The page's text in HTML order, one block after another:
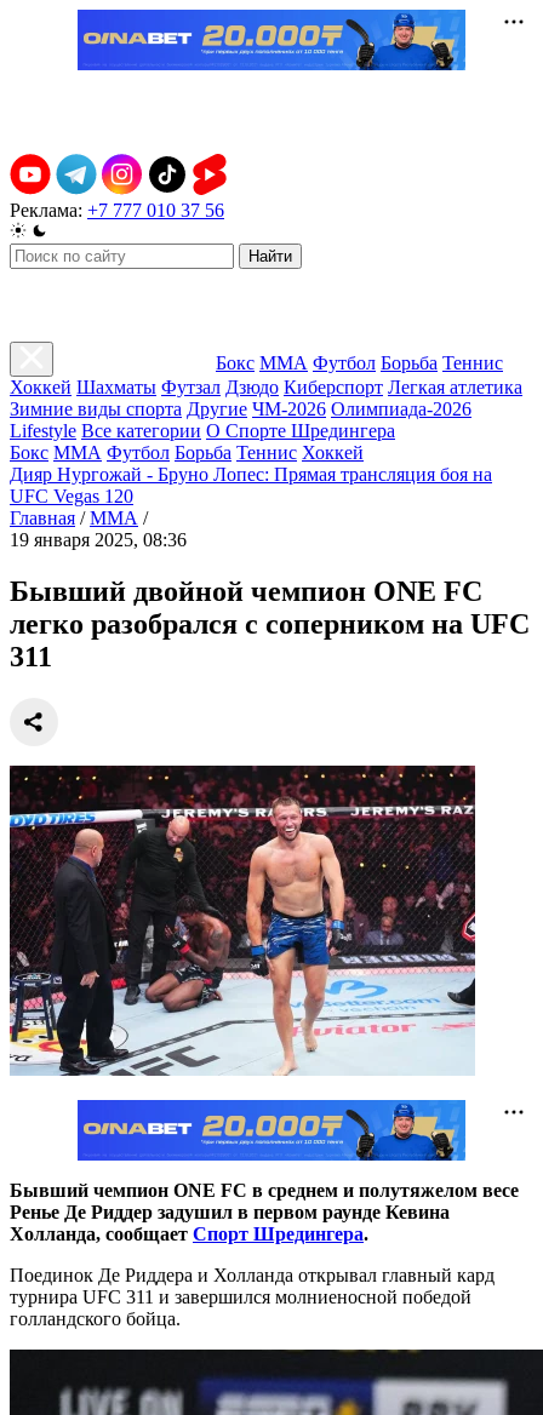
Реклама: +7 777 010 37 56
Найти
Бокс ММА Футбол Борьба Теннис
Хоккей Шахматы Футзал Дзюдо Киберспорт Легкая атлетика
Зимние виды спорта Другие ЧМ-2026 Олимпиада-2026
Lifestyle Все категории О Спорте Шредингера
Бокс ММА Футбол Борьба Теннис Хоккей
Дияр Нургожай - Бруно Лопес: Прямая трансляция боя на
UFC Vegas 120
Главная / ММА /
19 января 2025, 08:36
Бывший двойной чемпион ONE FC
легко разобрался с соперником на UFC
311
Бывший чемпион ONE FC в среднем и полутяжелом весе
Ренье Де Риддер задушил в первом раунде Кевина
Холланда, сообщает Спорт Шредингера.
Поединок Де Риддера и Холланда открывал главный кард
турнира UFC 311 и завершился молниеносной победой
голландского бойца.